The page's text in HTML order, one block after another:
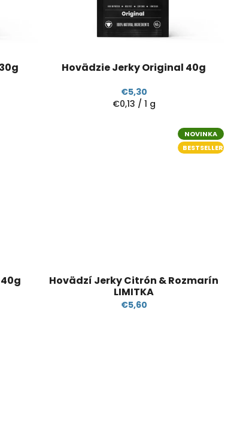
Hovädzie Jerky Original 40g
€5,30
Jednotková
€0,13 / 1 g
NOVINKA
BESTSELLER
Hovädzí Jerky Citrón & Rozmarín
LIMITKA
€5,60